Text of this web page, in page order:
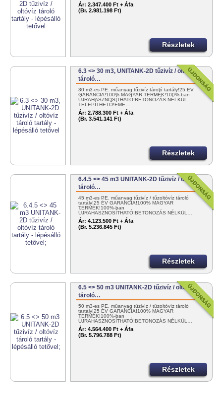
Ár: 2.347.400 Ft + Áfa
(Br. 2.981.198 Ft)
Részletek
6.3 <> 30 m3, UNITANK-2D tűzivíz / oltóvíz
tároló…
30 m3-es PE. műanyag tűzivíz tároló tartály!25 ÉV
GARANCIA!100% MAGYAR TERMÉK!100%-ban
ÚJRAHASZNOSÍTHATÓ!BETONOZÁS NÉLKÜL
TELEPÍTHETŐ!ÉME…
Ár: 2.788.300 Ft + Áfa
(Br. 3.541.141 Ft)
Részletek
6.4.5 <> 45 m3 UNITANK-2D tűzivíz / oltóvíz
tároló…
45 m3-es PE. műanyag tűzivíz / tűzoltóvíz tároló
tartály!25 ÉV GARANCIA!100% MAGYAR
TERMÉK!100%-ban
ÚJRAHASZNOSÍTHATÓ!BETONOZÁS NÉLKÜL…
Ár: 4.123.500 Ft + Áfa
(Br. 5.236.845 Ft)
Részletek
6.5 <> 50 m3 UNITANK-2D tűzivíz / oltóvíz
tároló…
50 m3-es PE. műanyag tűzivíz / tűzoltóvíz tároló
tartály!25 ÉV GARANCIA!100% MAGYAR
TERMÉK!100%-ban
ÚJRAHASZNOSÍTHATÓ!BETONOZÁS NÉLKÜL…
Ár: 4.564.400 Ft + Áfa
(Br. 5.796.788 Ft)
Részletek